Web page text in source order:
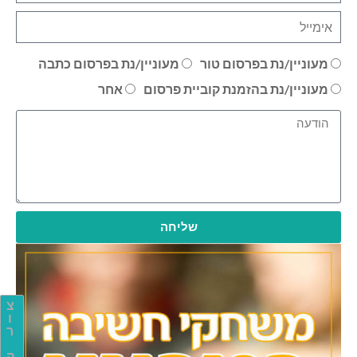
צ
ו
ר
מעוניין/נת בפרסום טור
מעוניין/נת בפרסום כתבה
מעוניין/נת בהזמנת קוביית פרסום
אחר
שליחה